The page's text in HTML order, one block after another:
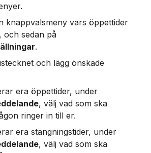
knappvalsmeny vars öppettider
och sedan på
.
och lägg önskade
era öppettider, under
, välj vad som ska
ringer in till er.
era stängningstider, under
, välj vad som ska